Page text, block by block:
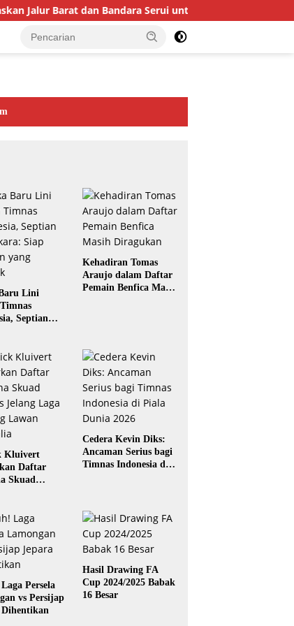
Jalur Barat dan Bandara Serui untuk Perkuat Ekonomi
Lini
Septian
Kehadiran Tomas
Araujo dalam Daftar
Pemain Benfica Masih
Kluivert
Daftar
Skuad
Cedera Kevin Diks:
Ancaman Serius bagi
Timnas Indonesia di
Persela
vs Persijap
Dihentikan
Hasil Drawing FA
Cup 2024/2025 Babak
16 Besar